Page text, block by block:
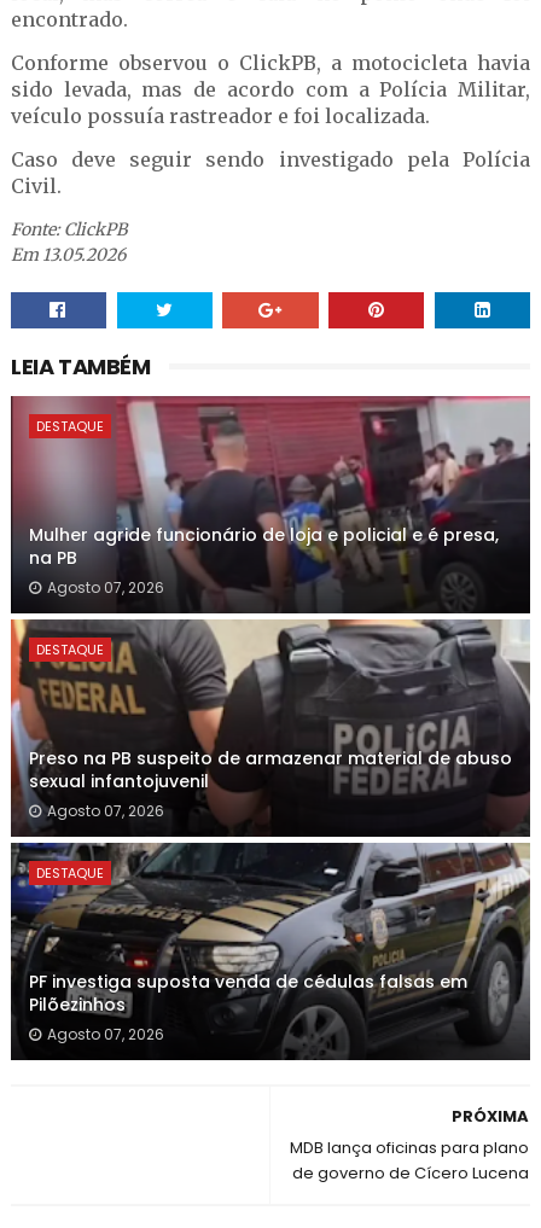
encontrado.
Conforme observou o ClickPB, a motocicleta havia
sido levada, mas de acordo com a Polícia Militar,
veículo possuía rastreador e foi localizada.
Caso deve seguir sendo investigado pela Polícia
Civil.
Fonte: ClickPB
Em 13.05.2026
LEIA TAMBÉM
DESTAQUE
Mulher agride funcionário de loja e policial e é presa,
na PB
Agosto 07, 2026
DESTAQUE
Preso na PB suspeito de armazenar material de abuso
sexual infantojuvenil
Agosto 07, 2026
DESTAQUE
PF investiga suposta venda de cédulas falsas em
Pilõezinhos
Agosto 07, 2026
PRÓXIMA
MDB lança oficinas para plano
de governo de Cícero Lucena